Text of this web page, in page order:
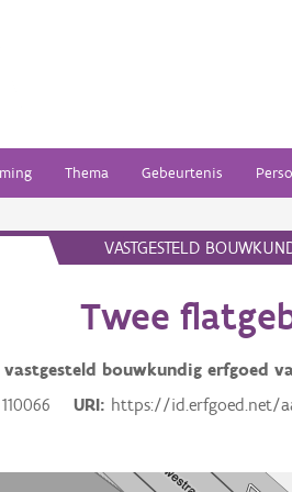
Thema Gebeurtenis
VASTGESTELD
Twee
vastgesteld bouwkundig erfgoed
110066
URI https://id.erfgoed.net/